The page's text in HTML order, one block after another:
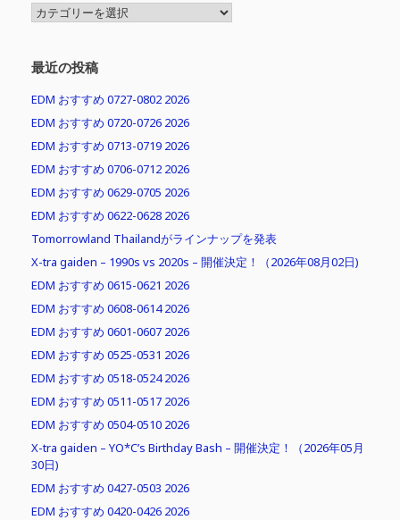
MENU
最近の投稿
EDM おすすめ 0727-0802 2026
EDM おすすめ 0720-0726 2026
EDM おすすめ 0713-0719 2026
EDM おすすめ 0706-0712 2026
EDM おすすめ 0629-0705 2026
EDM おすすめ 0622-0628 2026
Tomorrowland Thailandがラインナップを発表
X-tra gaiden – 1990s vs 2020s – 開催決定！（2026年08月02日)
EDM おすすめ 0615-0621 2026
EDM おすすめ 0608-0614 2026
EDM おすすめ 0601-0607 2026
EDM おすすめ 0525-0531 2026
EDM おすすめ 0518-0524 2026
EDM おすすめ 0511-0517 2026
EDM おすすめ 0504-0510 2026
X-tra gaiden – YO*C’s Birthday Bash – 開催決定！（2026年05月
30日)
EDM おすすめ 0427-0503 2026
EDM おすすめ 0420-0426 2026